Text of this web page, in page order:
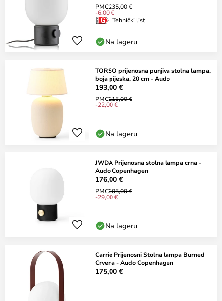
PMC235,00 €
-6,00 €
Tehnički list
Na lageru
TORSO prijenosna punjiva stolna lampa,
boja pijeska, 20 cm - Audo
193,00 €
PMC215,00 €
-22,00 €
Na lageru
JWDA Prijenosna stolna lampa crna -
Audo Copenhagen
176,00 €
PMC205,00 €
-29,00 €
Na lageru
Carrie Prijenosni Stolna lampa Burned
Crvena - Audo Copenhagen
175,00 €